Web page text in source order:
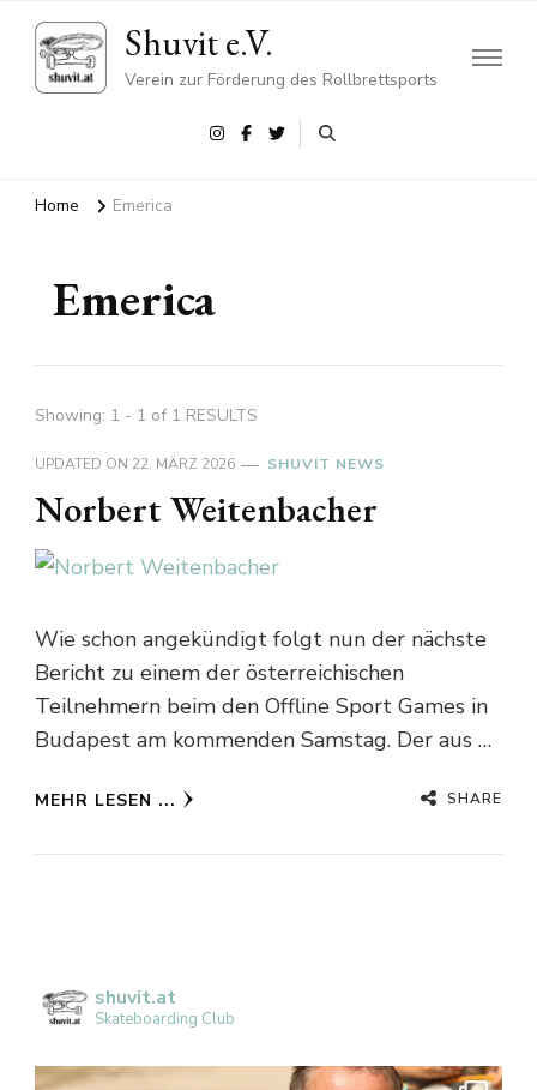
Shuvit e.V.
Verein zur Förderung des Rollbrettsports
Home Emerica
Emerica
Showing: 1 - 1 of 1 RESULTS
UPDATED ON 22. MÄRZ 2026 SHUVIT NEWS
Norbert Weitenbacher
Wie schon angekündigt folgt nun der nächste
Bericht zu einem der österreichischen
Teilnehmern beim den Offline Sport Games in
Budapest am kommenden Samstag. Der aus …
MEHR LESEN ... SHARE
shuvit.at
Skateboarding Club